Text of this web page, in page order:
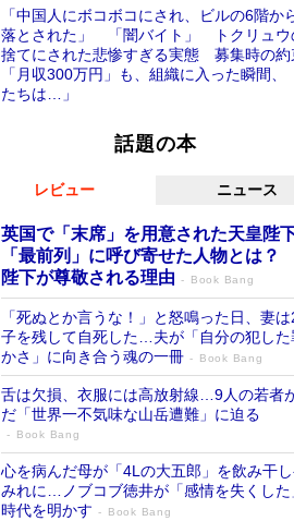
「中国人にボコボコにされ、ビルの6階か
落とされた」 「闇バイト」 トクリュウ
捨てにされた悲惨すぎる実態 募集時の約
「月収300万円」も、組織に入った瞬間、
たちは…」
話題の本
レビュー ニュース
英国で「末席」を用意された天皇陛
「最前列」に呼び寄せた人物とは
陛下が尊敬される理由
Book Bang
「死ぬとか言うな！」と怒鳴った日、妻
子を残して自死した…夫が「自分の犯した
かさ」に向き合う魂の一冊
Book Bang
舌は欠損、衣服には高放射線…9人の若者
だ「世界一不気味な山岳遭難」に迫る
Book Bang
心を病んだ母が「4Lの大五郎」を飲み干し
みれに…ノブコブ徳井が「感情を失くした
時代を明かす
Book Bang